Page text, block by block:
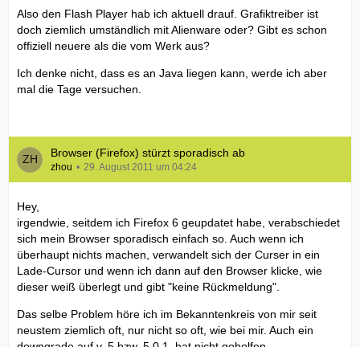
Also den Flash Player hab ich aktuell drauf. Grafiktreiber ist
doch ziemlich umständlich mit Alienware oder? Gibt es schon
offiziell neuere als die vom Werk aus?
Ich denke nicht, dass es an Java liegen kann, werde ich aber
mal die Tage versuchen.
Browser (Firefox) stürzt sporadisch ab
zhou 29. August 2011 um 04:24
Hey,
irgendwie, seitdem ich Firefox 6 geupdatet habe, verabschiedet
sich mein Browser sporadisch einfach so. Auch wenn ich
überhaupt nichts machen, verwandelt sich der Curser in ein
Lade-Cursor und wenn ich dann auf den Browser klicke, wie
dieser weiß überlegt und gibt "keine Rückmeldung".
Das selbe Problem höre ich im Bekanntenkreis von mir seit
neustem ziemlich oft, nur nicht so oft, wie bei mir. Auch ein